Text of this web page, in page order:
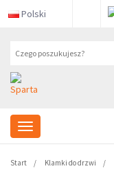
Polski
Start Klamki do drzwi